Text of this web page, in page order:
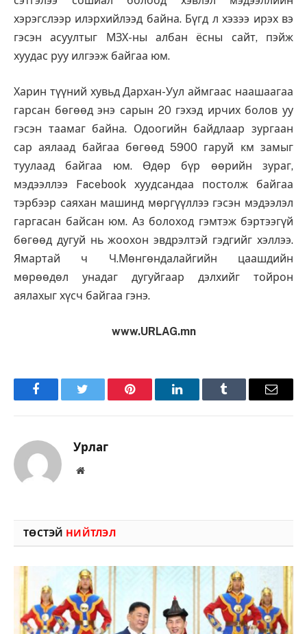
хэрэгслээр илэрхийлээд байна. Бүгд л хэзээ ирэх вэ
гэсэн асуултыг МЗХ-ны албан ёсны сайт, пэйж
хуудас руу илгээж байгаа юм.
Харин түүний хувьд Дархан-Уул аймгаас наашаагаа
гарсан бөгөөд энэ сарын 20 гэхэд ирчих болов уу
гэсэн таамаг байна. Одоогийн байдлаар зургаан
сар аялаад байгаа бөгөөд 5900 гаруй км замыг
туулаад байгаа юм. Өдөр бүр өөрийн зураг,
мэдээллээ Facebook хуудсандаа постолж байгаа
тэрбээр саяхан машинд мөргүүллээ гэсэн мэдээлэл
гаргасан байсан юм. Аз болоход гэмтэж бэртээгүй
бөгөөд дугуй нь жоохон эвдрэлтэй гэдгийг хэллээ.
Ямартай ч Ч.Мөнгөндалайгийн цаашдийн
мөрөөдөл унадаг дугуйгаар дэлхийг тойрон
аялахыг хүсч байгаа гэнэ.
www.URLAG.mn
FacebookTwitter Pinterest LinkedInTumblr Имэйл
Урлаг
Вэбсайт
ТӨСТЭЙ НИЙТЛЭЛ